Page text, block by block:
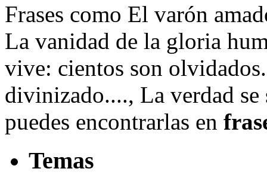
Frases como El varón
La vanidad de la gloria
vive: cientos son
divinizado...., La verdad se
puedes encontrarlas en
Temas